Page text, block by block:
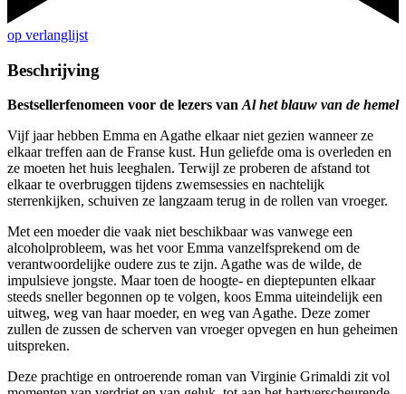
op verlanglijst
Beschrijving
Bestsellerfenomeen voor de lezers vanAl het blauw van de hemel
Vijf jaar hebben Emma en Agathe elkaar niet gezien wanneer ze
elkaar treffen aan de Franse kust. Hun geliefde oma is overleden en
ze moeten het huis leeghalen. Terwijl ze proberen de afstand tot
elkaar te overbruggen tijdens zwemsessies en nachtelijk
sterrenkijken, schuiven ze langzaam terug in de rollen van vroeger.
Met een moeder die vaak niet beschikbaar was vanwege een
alcoholprobleem, was het voor Emma vanzelfsprekend om de
verantwoordelijke oudere zus te zijn. Agathe was de wilde, de
impulsieve jongste. Maar toen de hoogte- en dieptepunten elkaar
steeds sneller begonnen op te volgen, koos Emma uiteindelijk een
uitweg, weg van haar moeder, en weg van Agathe. Deze zomer
zullen de zussen de scherven van vroeger opvegen en hun geheimen
uitspreken.
Deze prachtige en ontroerende roman van Virginie Grimaldi zit vol